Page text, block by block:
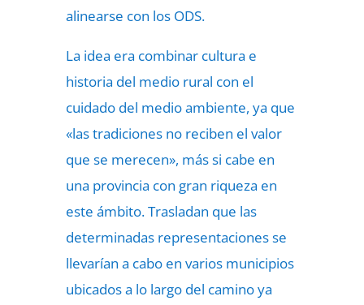
alinearse con los ODS.
La idea era combinar cultura e
historia del medio rural con el
cuidado del medio ambiente, ya que
«las tradiciones no reciben el valor
que se merecen», más si cabe en
una provincia con gran riqueza en
este ámbito. Trasladan que las
determinadas representaciones se
llevarían a cabo en varios municipios
ubicados a lo largo del camino ya